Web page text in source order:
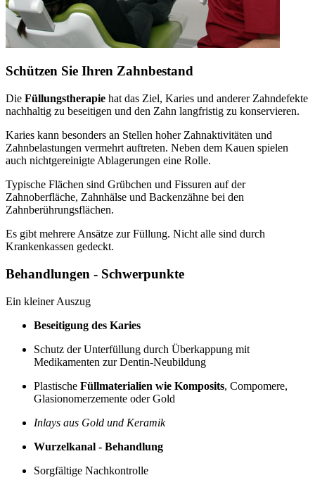
Schützen Sie Ihren Zahnbestand
Die Füllungstherapie hat das Ziel, Karies und anderer Zahndefekte
nachhaltig zu beseitigen und den Zahn langfristig zu konservieren.
Karies kann besonders an Stellen hoher Zahnaktivitäten und
Zahnbelastungen vermehrt auftreten. Neben dem Kauen spielen
auch nichtgereinigte Ablagerungen eine Rolle.
Typische Flächen sind Grübchen und Fissuren auf der
Zahnoberfläche, Zahnhälse und Backenzähne bei den
Zahnberührungsflächen.
Es gibt mehrere Ansätze zur Füllung. Nicht alle sind durch
Krankenkassen gedeckt.
Behandlungen - Schwerpunkte
Ein kleiner Auszug
Beseitigung des Karies
Schutz der Unterfüllung durch Überkappung mit
Medikamenten zur Dentin-Neubildung
Plastische Füllmaterialien wie Komposits, Compomere,
Glasionomerzemente oder Gold
Inlays aus Gold und Keramik
Wurzelkanal - Behandlung
Sorgfältige Nachkontrolle